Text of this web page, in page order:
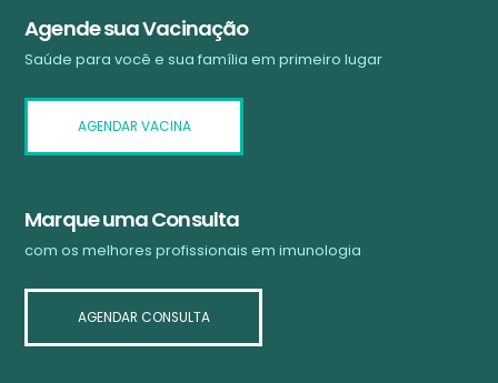
Agende sua Vacinação
Saúde para você e sua família em primeiro lugar
AGENDAR VACINA
Marque uma Consulta
com os melhores profissionais em imunologia
AGENDAR CONSULTA